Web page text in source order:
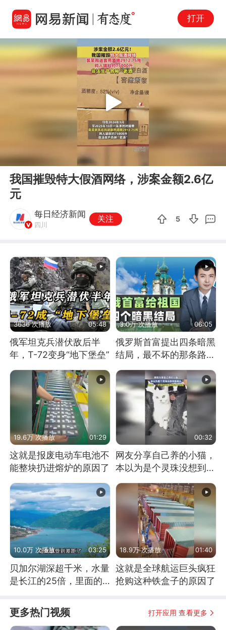
打开
00:00
Play
我国摧毁特大假酒网络，涉案金额2.6亿
元
每日经济新闻
四川
关注 5
3636 次播放 05:48
俄军坦克兵潜伏敌后半
年，T-72变身“地下堡垒”
3.0万 次播放 06:05
俄罗斯首富提出四条暗黑
结局，最不坏的那条路是
通向东方
19.6万 次播放 01:29
这就是报废电动车电池不
能整块扔进熔炉的原因了
00:32
网友分享自己养的小猫，
本以为是个灵珠没想到是
10.0万 次播放 03:25
贝加尔湖深超千米，水量
是长江的25倍，里面的
18.9万 次播放 01:40
这就是全球航运巨头疯狂
抢购这种铁盒子的原因了
更多热门视频 打开应用 查看更多